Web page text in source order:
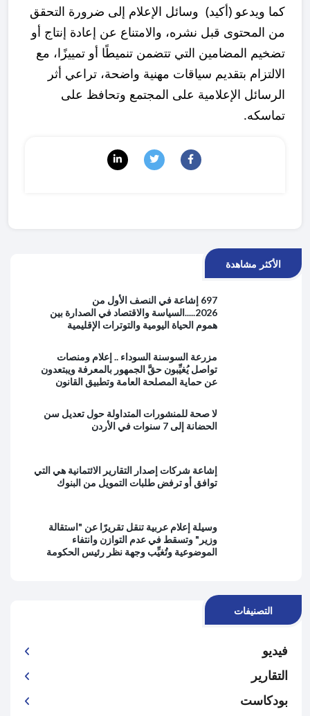
كما ويدعو (أكيد) وسائل الإعلام إلى ضرورة التحقق
من المحتوى قبل نشره، والامتناع عن إعادة إنتاج أو
تضخيم المضامين التي تتضمن تنميطًا أو تمييزًا، مع
الالتزام بتقديم سياقات مهنية واضحة، تراعي أثر
الرسائل الإعلامية على المجتمع وتحافظ على
تماسكه.
الأكثر مشاهدة
697 إشاعة في النصف الأول من
2026.....السياسة والاقتصاد في الصدارة بين
هموم الحياة اليومية والتوترات الإقليمية
مزرعة السوسنة السوداء .. إعلام ومنصات
تواصل يُغيِّبون حقَّ الجمهور بالمعرفة ويبتعدون
عن حماية المصلحة العامة وتطبيق القانون
لا صحة للمنشورات المتداولة حول تعديل سن
الحضانة إلى 7 سنوات في الأردن
إشاعة شركات إصدار التقارير الائتمانية هي التي
توافق أو ترفض طلبات التمويل من البنوك
وسيلة إعلام عربية تنقل تقريرًا عن "استقالة
وزير" وتسقط في عدم التوازن وانتفاء
الموضوعية وتُغيِّب وجهة نظر رئيس الحكومة
التصنيفات
فيديو
التقارير
بودكاست